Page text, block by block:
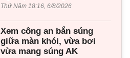
Thứ Năm 18:16, 6/8/2026
Xem công an bắn súng
giữa màn khói, vừa bơi
vừa mang súng AK